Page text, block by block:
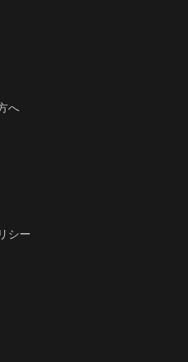
へ
シー